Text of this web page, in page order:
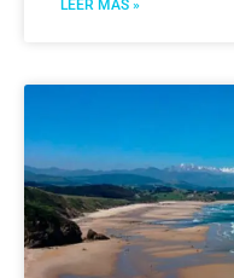
LEER MÁS »